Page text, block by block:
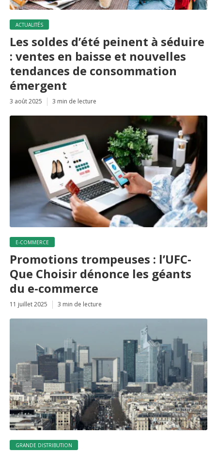
ACTUALITÉS
Les soldes d’été peinent à séduire
: ventes en baisse et nouvelles
tendances de consommation
émergent
3 août 2025 3 min de lecture
E-COMMERCE
Promotions trompeuses : l’UFC-
Que Choisir dénonce les géants
du e-commerce
11 juillet 2025 3 min de lecture
GRANDE DISTRIBUTION